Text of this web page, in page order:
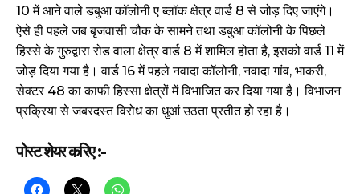
10 में आने वाले डबुआ कॉलोनी ए ब्लॉक क्षेत्र वार्ड 8 से जोड़ दिए जाएंगे।
ऐसे ही पहले जब बृजवासी चौक के सामने तथा डबुआ कॉलोनी के पिछले
हिस्से के गुरुद्वारा रोड वाला क्षेत्र वार्ड 8 में शामिल होता है, इसको वार्ड 11 में
जोड़ दिया गया है। वार्ड 16 में पहले नवादा कॉलोनी, नवादा गांव, भाकरी,
सेक्टर 48 का काफी हिस्सा क्षेत्रों में विभाजित कर दिया गया है। विभाजन
प्रक्रिया से जबरदस्त विरोध का धुआं उठता प्रतीत हो रहा है।
पोस्ट शेयर करिए :-